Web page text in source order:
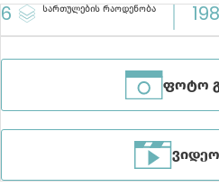
საბავშვო ატრაქციონებს.
ტერიტორიას აკრავს ტყე-
განათებული ბილიკებით,
მოსასვენებელი ზონებით.
გაქირავებაზე ზრუნავს
გადმოწერე კატალოგი
6 სართულების რაოდენობა 198
ფოტო